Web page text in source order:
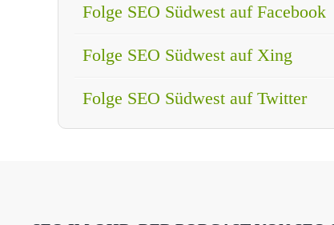
Folge SEO Südwest auf Facebook
Folge SEO Südwest auf Xing
Folge SEO Südwest auf Twitter